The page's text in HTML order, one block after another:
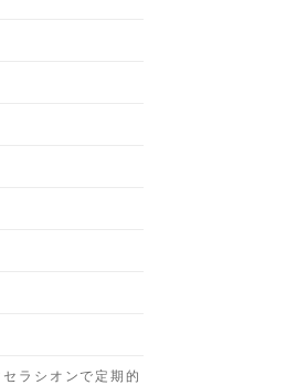
ラシオンで定期的